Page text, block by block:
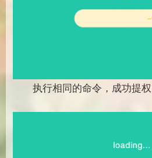
执行相同的命令，成功提权